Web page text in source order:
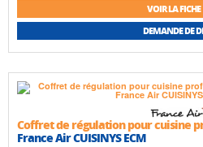
VOIR LA FICHE
DEMANDE DE
Coffret de régulation pour cuisine
France Air CUISINYS ECM